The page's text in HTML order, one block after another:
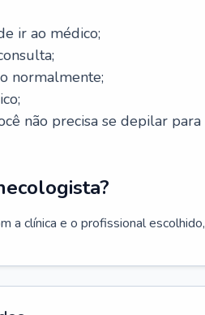
ir ao médico;
normalmente;
não precisa se depilar para
a clínica e o profissional escolhido,